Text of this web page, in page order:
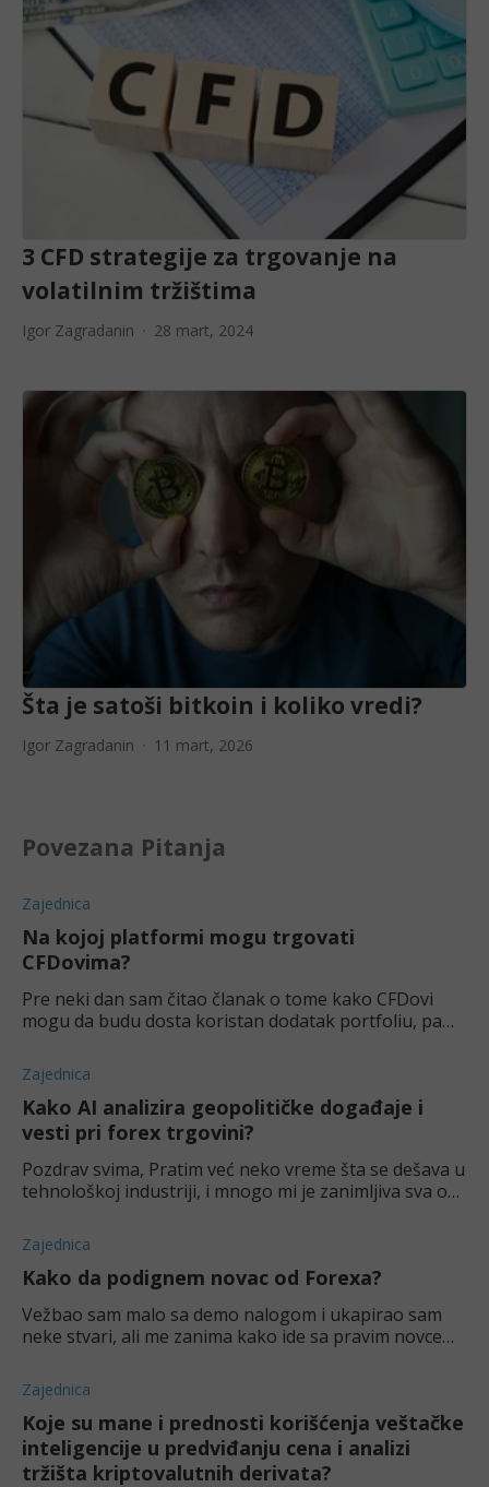
3 CFD strategije za trgovanje na
volatilnim tržištima
Igor Zagradanin 28 mart, 2024
Šta je satoši bitkoin i koliko vredi?
Igor Zagradanin 11 mart, 2026
Povezana Pitanja
Zajednica
Na kojoj platformi mogu trgovati
CFDovima?
Pre neki dan sam čitao članak o tome kako CFDovi
mogu da budu dosta koristan dodatak portfoliu, pa
nas?
Zajednica
Kako AI analizira geopolitičke događaje i
vesti pri forex trgovini?
Pozdrav svima, Pratim već neko vreme šta se dešava u
tehnološkoj industriji, i mnogo mi je zanimljiva sva ova
Zajednica
Kako da podignem novac od Forexa?
Vežbao sam malo sa demo nalogom i ukapirao sam
neke stvari, ali me zanima kako ide sa pravim novcem.
Zajednica
Koje su mane i prednosti korišćenja veštačke
inteligencije u predviđanju cena i analizi
tržišta kriptovalutnih derivata?